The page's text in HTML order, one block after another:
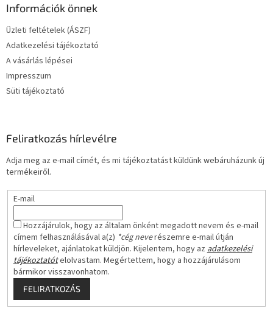
Információk önnek
Üzleti feltételek (ÁSZF)
Adatkezelési tájékoztató
A vásárlás lépései
Impresszum
Süti tájékoztató
Feliratkozás hírlevélre
Adja meg az e-mail címét, és mi tájékoztatást küldünk webáruházunk új
termékeiről.
E-mail
Hozzájárulok, hogy az általam önként megadott nevem és e-mail
címem felhasználásával a(z) *cég neverészemre e-mail útján
hírleveleket, ajánlatokat küldjön. Kijelentem, hogy az adatkezelési
tájékoztatótelolvastam. Megértettem, hogy a hozzájárulásom
bármikor visszavonhatom.
FELIRATKOZÁS